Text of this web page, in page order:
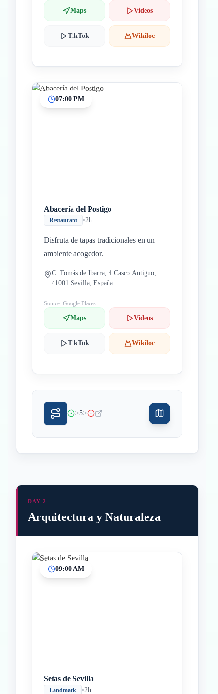
Maps Videos
TikTok Wikiloc
07:00 PM
Abacería del Postigo
Restaurant •2h
Disfruta de tapas tradicionales en un
ambiente acogedor.
C. Tomás de Ibarra, 4 Casco Antiguo,
41001 Sevilla, España
Source: Google Places
Maps Videos
TikTok Wikiloc
>5>
DAY 2
Arquitectura y Naturaleza
09:00 AM
Setas de Sevilla
Landmark •2h